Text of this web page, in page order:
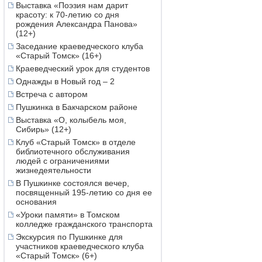
Выставка «Поэзия нам дарит
красоту: к 70-летию со дня
рождения Александра Панова»
(12+)
Заседание краеведческого клуба
«Старый Томск» (16+)
Краеведческий урок для студентов
Однажды в Новый год – 2
Встреча с автором
Пушкинка в Бакчарском районе
Выставка «О, колыбель моя,
Сибирь» (12+)
Клуб «Старый Томск» в отделе
библиотечного обслуживания
людей с ограничениями
жизнедеятельности
В Пушкинке состоялся вечер,
посвященный 195-летию со дня ее
основания
«Уроки памяти» в Томском
колледже гражданского транспорта
Экскурсия по Пушкинке для
участников краеведческого клуба
«Старый Томск» (6+)